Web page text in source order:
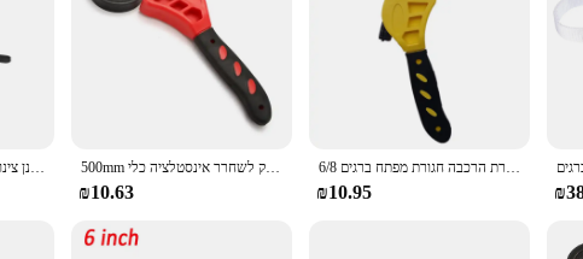
and Reliability**
durable plastic, this pipe wrench key is designed to withstand the rigors of
robust construction guarantees a secure fit for a variety of pipes and tubes,
flexibility and adjustability make it a versatile addition to any toolkit. Whether
Its user-friendly design makes it accessible for a wide range of users, from
and compact design make it easy to transport and store, making it a convenient
an essential tool for any professional or hobbyist looking to streamline their
Valuemax 4 "או 6" רצועת ברגים אוניברסלי רצועת גומי רצועת מפתח ברגים שמן מסנן צינור מפתח ברגים 500mm החלקה אוניברסלי שמן ברגים מסנן צינור גומי ברגים רצועת ברגים צנצנת מכסים להדק לשחרר אינסטלציה כלי
₪10.63
6/8 אינץ שמן מסנן ספאנר רצועה פותחן מתכוונן צינור מים רב תכליתיים להסרת הרכבה חגורת מפתח ברגים
₪10.95